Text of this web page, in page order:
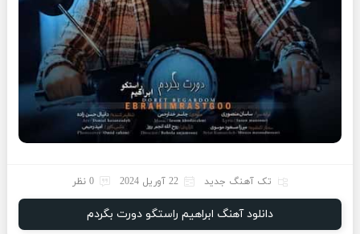
تک آهنگ جدید 22 آوریل 2024 0 نظر
دانلود آهنگ ابراهیم راستگو دورت بگردم